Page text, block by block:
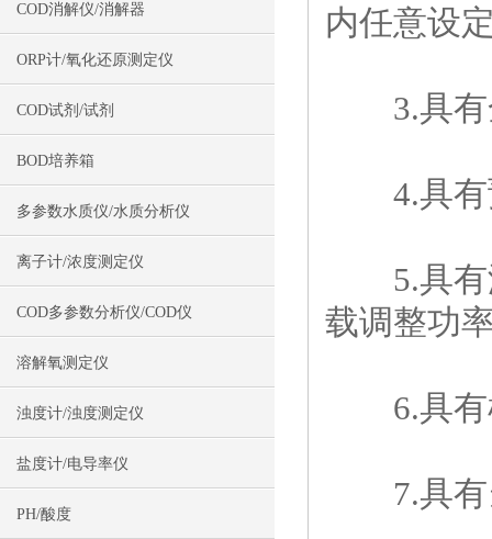
COD消解仪/消解器
ORP计/氧化还原测定仪
COD试剂/试剂
BOD培养箱
多参数水质仪/水质分析仪
离子计/浓度测定仪
COD多参数分析仪/COD仪
溶解氧测定仪
浊度计/浊度测定仪
盐度计/电导率仪
PH/酸度
内任意设
3.具有
4.具有
5.具有温
载调整功
6.具有
7.具有